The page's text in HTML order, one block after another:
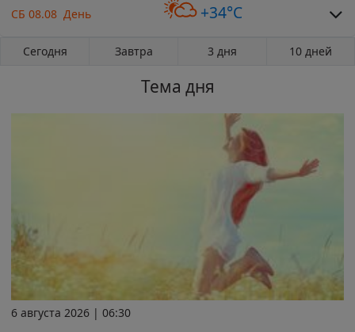
СБ 08.08 День +34°C
Сегодня Завтра 3 дня 10 дней
Тема дня
6 августа 2026 | 06:30